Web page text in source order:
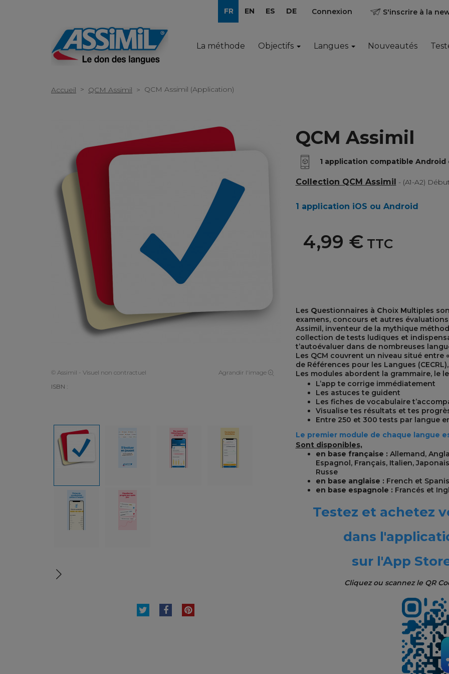
FR EN ES DE Connexion S'inscrire à la
La méthode Objectifs Langues Nouveautés
Accueil > QCM Assimil > QCM Assimil (Application)
© Assimil - Visuel non contractuel
Agrandir l'image
ISBN :
TWEETPARTAGERPINTEREST
QCM Assimil
1 application compatible Android
Collection QCM Assimil - (A1-A2)
1 application iOS ou Android
4,99 €TTC
Les Questionnaires à Choix Multiples
examens, concours et autres
Assimil, inventeur de la mythique
collection de tests ludiques et
t’autoévaluer dans de nombreuses
Les QCM couvrent un niveau situé entre
de Références pour les Langues
Les modules abordent la grammaire, le
L’app te corrige immédiatement
Les astuces te guident
Les fiches de vocabulaire
Visualise tes résultats et tes
Entre 250 et 300 tests par langue
Le premier module de chaque langue
Sont disponibles,
en base française : Allemand,
Espagnol, Français, Italien,
Russe
en base anglaise : French et
en base espagnole : Francés et
Testez et achetez
dans
sur l'App
Cliquez ou scannez le QR